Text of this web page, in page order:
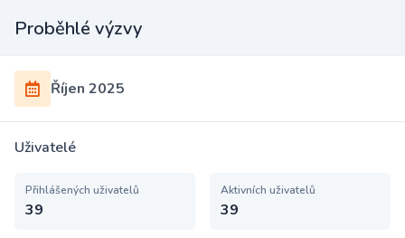
Proběhlé výzvy
Říjen 2025
Uživatelé
Přihlášených uživatelů
39
Aktivních uživatelů
39